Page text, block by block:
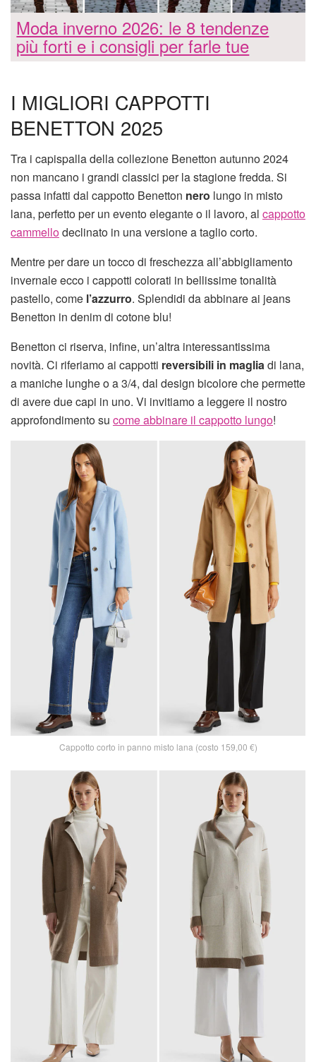
Moda inverno 2026: le 8 tendenze
più forti e i consigli per farle tue
I MIGLIORI CAPPOTTI
BENETTON 2025
Tra i capispalla della collezione Benetton autunno 2024
non mancano i grandi classici per la stagione fredda. Si
passa infatti dal cappotto Benetton nero lungo in misto
lana, perfetto per un evento elegante o il lavoro, al cappotto
cammellodeclinato in una versione a taglio corto.
Mentre per dare un tocco di freschezza all’abbigliamento
invernale ecco i cappotti colorati in bellissime tonalità
pastello, come l’azzurro. Splendidi da abbinare ai jeans
Benetton in denim di cotone blu!
Benetton ci riserva, infine, un’altra interessantissima
novità. Ci riferiamo ai cappotti reversibili in magliadi lana,
a maniche lunghe o a 3/4, dal design bicolore che permette
di avere due capi in uno. Vi invitiamo a leggere il nostro
approfondimento su come abbinare il cappotto lungo!
Cappotto corto in panno misto lana (costo 159,00 €)